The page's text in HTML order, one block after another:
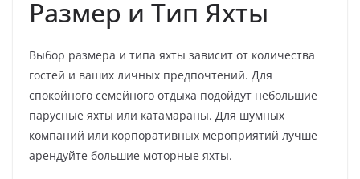
Размер и Тип Яхты
Выбор размера и типа яхты зависит от количества
гостей и ваших личных предпочтений. Для
спокойного семейного отдыха подойдут небольшие
парусные яхты или катамараны. Для шумных
компаний или корпоративных мероприятий лучше
арендуйте большие моторные яхты.